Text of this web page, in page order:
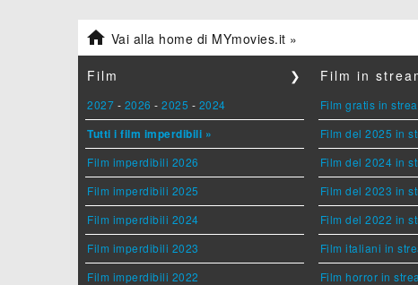
 Vai alla home di MYmovies.it »
Film ❯
2027 - 2026 - 2025 - 2024
Tutti i film imperdibili »
Film imperdibili 2026
Film imperdibili 2025
Film imperdibili 2024
Film imperdibili 2023
Film imperdibili 2022
Film in
Film gratis in
Film del 2025 in
Film del 2024 in
Film del 2023 in
Film del 2022 in
Film italiani in
Film horror in